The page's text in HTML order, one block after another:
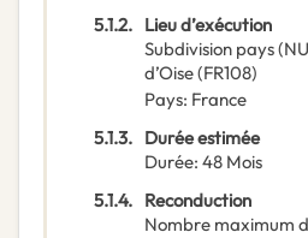
5.1.2. Lieu d’exécution
Subdivision pays
d’Oise(FR108)
Pays: France
5.1.3. Durée estimée
Durée: 48 Mois
5.1.4. Reconduction
Nombre maximum